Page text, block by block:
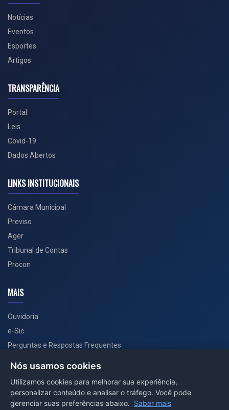
Notícias
Eventos
Esportes
Artigos
TRANSPARÊNCIA
Portal
Leis
Covid-19
Dados Abertos
LINKS INSTITUCIONAIS
Câmara Municipal
Previso
Ager
Tribunal de Contas
Procon
MAIS
Ouvidoria
e-Sic
Perguntas e Respostas Frequentes
PORTAL COVID-19
Nós usamos cookies
Utilizamos cookies para melhorar sua experiência,
personalizar conteúdo e analisar o tráfego. Você pode
gerenciar suas preferências abaixo. Saber mais